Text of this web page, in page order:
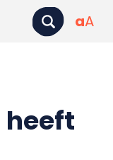
aA
heeft